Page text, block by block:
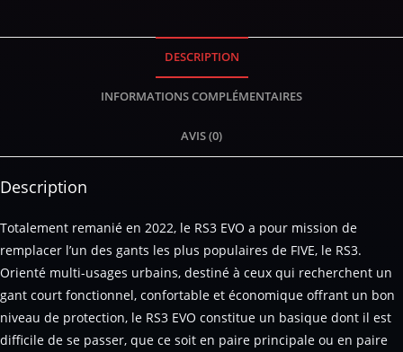
DESCRIPTION
INFORMATIONS COMPLÉMENTAIRES
AVIS (0)
Description
Totalement remanié en 2022, le RS3 EVO a pour mission de
remplacer l’un des gants les plus populaires de FIVE, le RS3.
Orienté multi-usages urbains, destiné à ceux qui recherchent un
gant court fonctionnel, confortable et économique offrant un bon
niveau de protection, le RS3 EVO constitue un basique dont il est
difficile de se passer, que ce soit en paire principale ou en paire